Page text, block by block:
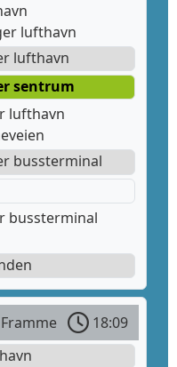
lufthavn
lufthavn
sentrum
lufthavn
bussterminal
bussterminal
Framme
18:09